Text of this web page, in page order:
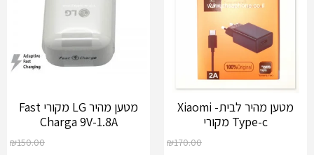
מטען מהיר לבית- Xiaomi
Type-c מקורי
₪170.00
מטען מהיר LG מקורי Fast
Charga 9V-1.8A
₪150.00